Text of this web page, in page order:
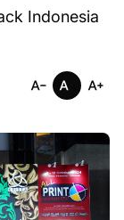
Indonesia